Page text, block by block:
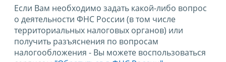
Если Вам необходимо задать какой-либо вопрос
о деятельности ФНС России (в том числе
территориальных налоговых органов) или
получить разъяснения по вопросам
налогообложения - Вы можете воспользоваться